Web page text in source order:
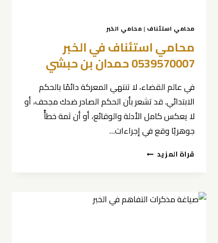
محامي استئناف | محامي الخبر
محامي استئناف في الخبر
0539570007 حمدان بن حبشي
في عالم القضاء، لا تنتهي المعركة دائمًا بالحكم
الابتدائي. قد تشعر بأن الحكم الصادر ضدك مجحف، أو
لا يعكس كامل الأدلة والوقائع، أو أن ثمة خطأً
جوهريًا وقع في إجراءات…
قراة المزيد محامي
0539570007